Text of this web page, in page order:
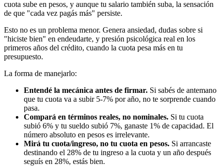
cuota sube en pesos, y aunque tu salario también suba, la sensación
de que "cada vez pagás más" persiste.
Esto no es un problema menor. Genera ansiedad, dudas sobre si
"hiciste bien" en endeudarte, y presión psicológica real en los
primeros años del crédito, cuando la cuota pesa más en tu
presupuesto.
La forma de manejarlo:
Entendé la mecánica antes de firmar. Si sabés de antemano
que tu cuota va a subir 5-7% por año, no te sorprende cuando
pasa.
Compará en términos reales, no nominales. Si tu cuota
subió 6% y tu sueldo subió 7%, ganaste 1% de capacidad. El
número absoluto en pesos es irrelevante.
Mirá tu cuota/ingreso, no tu cuota en pesos. Si arrancaste
destinando el 28% de tu ingreso a la cuota y un año después
seguís en 28%, estás bien.